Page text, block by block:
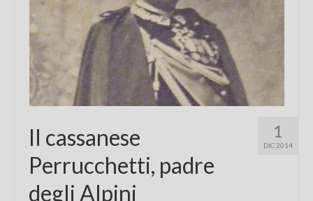
1
DIC 2014
Il cassanese
Perrucchetti, padre
degli Alpini